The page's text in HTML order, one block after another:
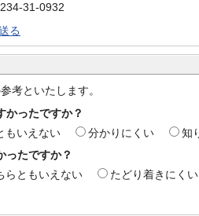
31-0932
る
考といたします。
かったですか？
もいえない 分かりにくい
知
ったですか？
らともいえない たどり着きにくい